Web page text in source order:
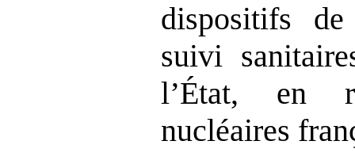
dispositifs
suivi
l’État, en
nucléaires